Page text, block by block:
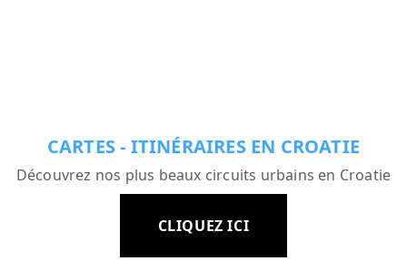
CARTES - ITINÉRAIRES EN CROATIE
Découvrez nos plus beaux circuits urbains en Croatie
CLIQUEZ ICI